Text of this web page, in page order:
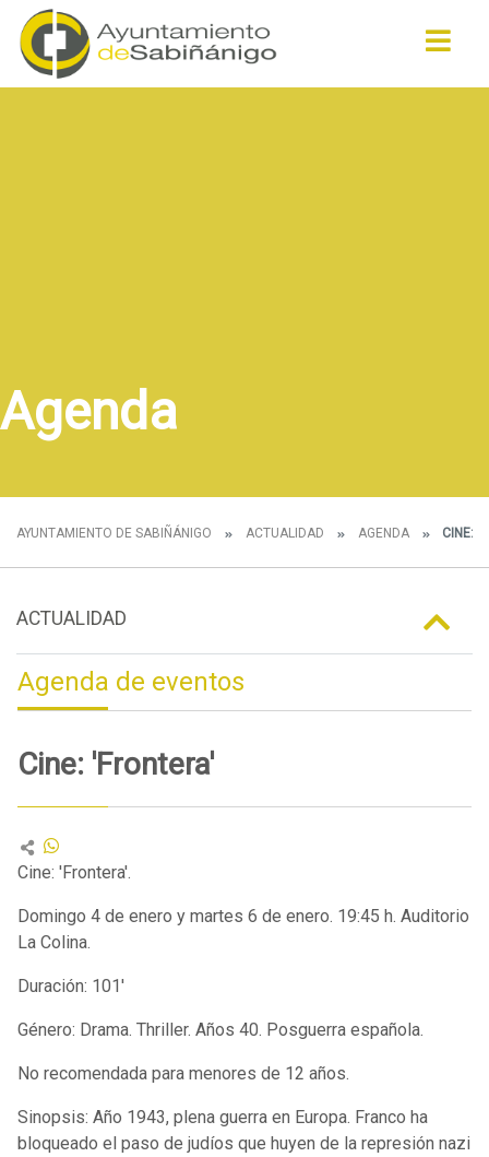
Agenda
AYUNTAMIENTO DE SABIÑÁNIGO ACTUALIDAD AGENDA CINE:
ACTUALIDAD
Agenda de eventos
Cine: 'Frontera'
Cine: 'Frontera'.
Domingo 4 de enero y martes 6 de enero. 19:45 h. Auditorio
La Colina.
Duración: 101'
Género: Drama. Thriller. Años 40. Posguerra española.
No recomendada para menores de 12 años.
Sinopsis: Año 1943, plena guerra en Europa. Franco ha
bloqueado el paso de judíos que huyen de la represión nazi